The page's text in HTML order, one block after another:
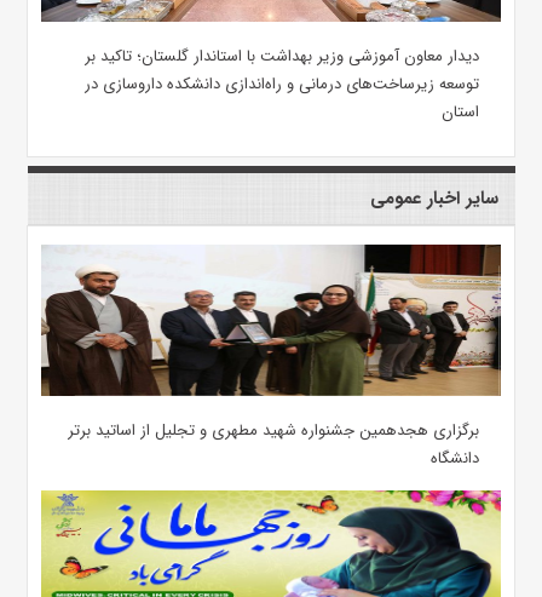
دیدار معاون آموزشی وزیر بهداشت با استاندار گلستان؛ تاکید بر
توسعه زیرساخت‌های درمانی و راه‌اندازی دانشکده داروسازی در
استان
سایر اخبار عمومی
برگزاری هجدهمین جشنواره شهید مطهری و تجلیل از اساتید برتر
دانشگاه